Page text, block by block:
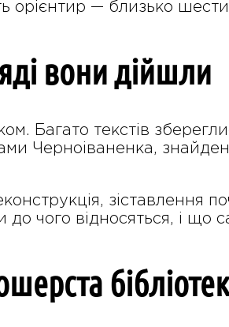
орієнтир — близько
вони дійшли
Багато текстів
Черноіваненка,
зіставлення
до чого відносяться, і що